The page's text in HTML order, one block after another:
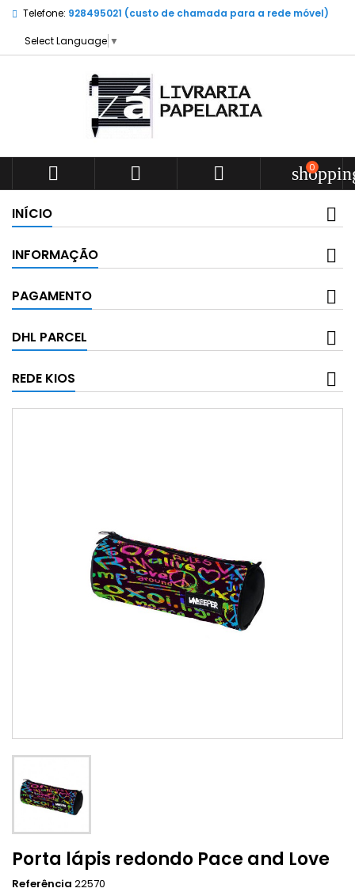
Telefone: 928495021 (custo de chamada para a rede móvel)
Select Language ▼
   0
INÍCIO
INFORMAÇÃO
PAGAMENTO
DHL PARCEL
REDE KIOS
Porta lápis redondo Pace and Love
Referência 22570